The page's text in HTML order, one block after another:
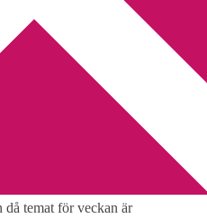
/ Tematrio – Julförberedelser
då temat för veckan är